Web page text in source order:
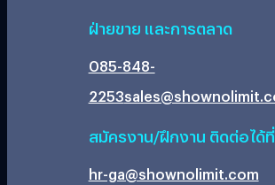
ฝ่ายขาย และการตลาด
085-848-
2253
สมัครงาน/ฝึกงาน ติดต่อได้ที่
hr-ga@shownolimit.com